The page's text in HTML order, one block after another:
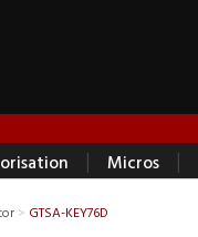
| Micros |
> GTSA-KEY76D